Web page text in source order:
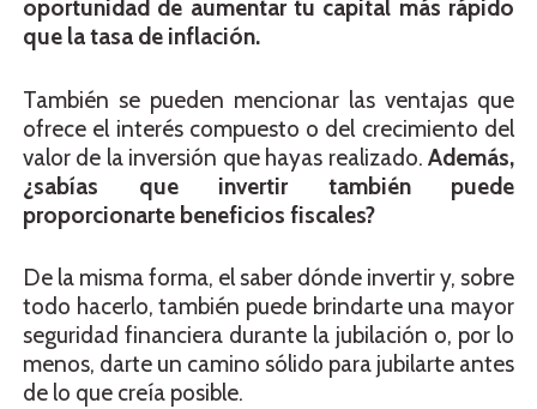
oportunidad de aumentar tu capital más rápido
que la tasa de inflación.
También se pueden mencionar las ventajas que
ofrece el interés compuesto o del crecimiento del
valor de la inversión que hayas realizado. Además,
¿sabías que invertir también puede
proporcionarte beneficios fiscales?
De la misma forma, el saber dónde invertir y, sobre
todo hacerlo, también puede brindarte una mayor
seguridad financiera durante la jubilación o, por lo
menos, darte un camino sólido para jubilarte antes
de lo que creía posible.